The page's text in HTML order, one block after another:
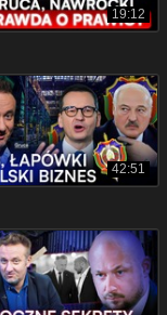
19:12
42:51